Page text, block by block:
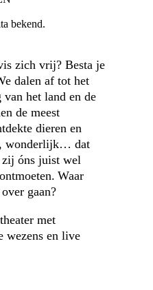
bekend.
zich vrij? Besta je
dalen af tot het
van het land en de
de meest
dieren en
wonderlijk… dat
óns juist wel
Waar
gaan?
met
wezens en live